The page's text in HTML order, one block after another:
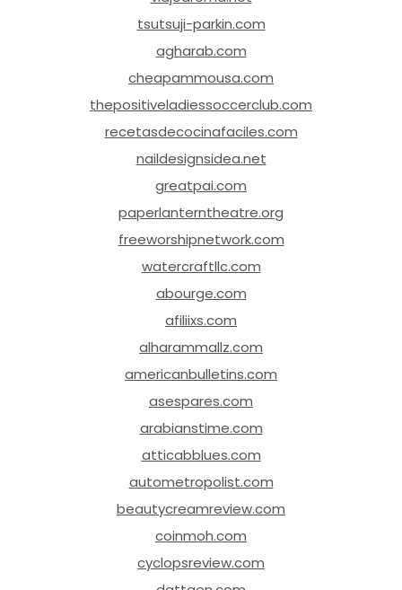
tsutsuji-parkin.com
agharab.com
cheapammousa.com
thepositiveladiessoccerclub.com
recetasdecocinafaciles.com
naildesignsidea.net
greatpai.com
paperlanterntheatre.org
freeworshipnetwork.com
watercraftllc.com
abourge.com
afiliixs.com
alharammallz.com
americanbulletins.com
asespares.com
arabianstime.com
atticabblues.com
autometropolist.com
beautycreamreview.com
coinmoh.com
cyclopsreview.com